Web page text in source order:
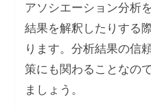
アソシエーション分析
結果を解釈したりする
ります。分析結果の信
策にも関わることなの
ましょう。